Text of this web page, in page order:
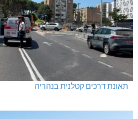
תאונת דרכים קטלנית בנהריה